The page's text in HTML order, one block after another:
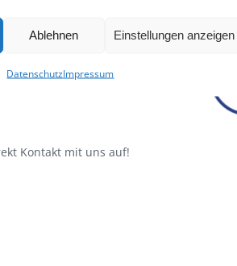
Ablehnen Einstellungen anzeigen
DatenschutzImpressum
Kontakt mit uns auf!